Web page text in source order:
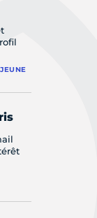
JEUNE